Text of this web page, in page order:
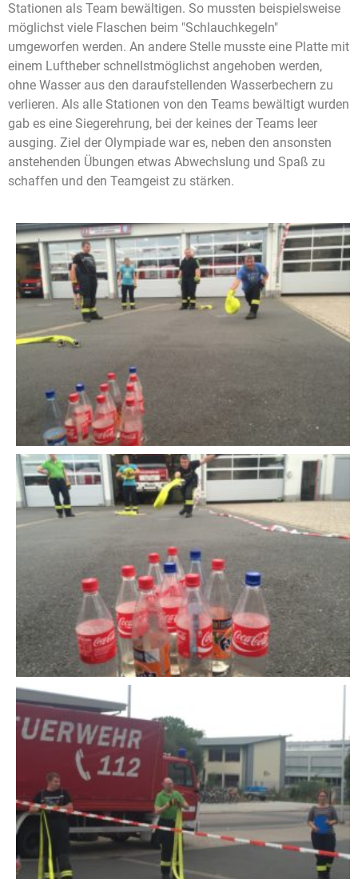
Stationen als Team bewältigen. So mussten beispielsweise
möglichst viele Flaschen beim "Schlauchkegeln"
umgeworfen werden. An andere Stelle musste eine Platte mit
einem Luftheber schnellstmöglichst angehoben werden,
ohne Wasser aus den daraufstellenden Wasserbechern zu
verlieren. Als alle Stationen von den Teams bewältigt wurden
gab es eine Siegerehrung, bei der keines der Teams leer
ausging. Ziel der Olympiade war es, neben den ansonsten
anstehenden Übungen etwas Abwechslung und Spaß zu
schaffen und den Teamgeist zu stärken.